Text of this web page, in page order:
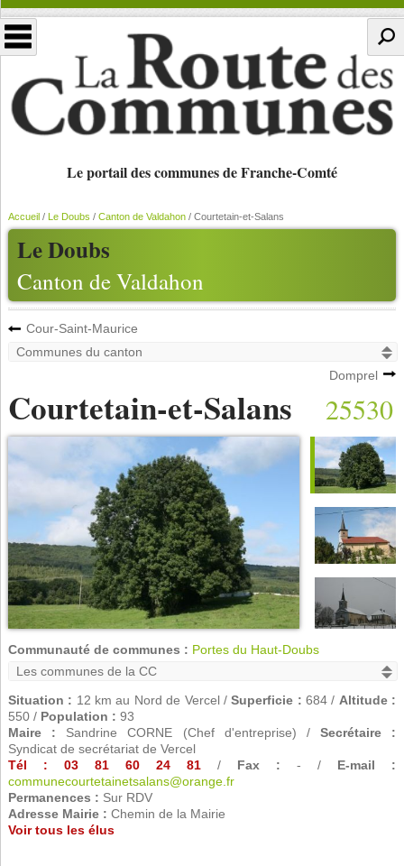
Le portail des communes de Franche-Comté
Le Doubs
Canton de Valdahon
Accueil/ Le Doubs / Canton de Valdahon/ Courtetain-et-Salans
Cour-Saint-Maurice
Domprel
Courtetain-et-Salans 25530
Communauté de communes : Portes du Haut-Doubs
Situation : 12 km au Nord de Vercel /Superficie : 684 / Altitude :
550 / Population : 93
Maire : Sandrine CORNE (Chef d'entreprise) / Secrétaire :
Syndicat de secrétariat de Vercel
Tél : 03 81 60 24 81 / Fax : - / E-mail :
communecourtetainetsalans@orange.fr
Permanences : Sur RDV
Adresse Mairie : Chemin de la Mairie
Voir tous les élus